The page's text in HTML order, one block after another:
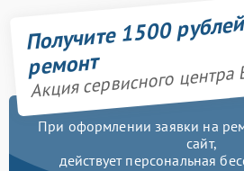
Получите 1500
ремонт
Акция сервисного центра
При оформлении заявки на
сайт,
действует персональная